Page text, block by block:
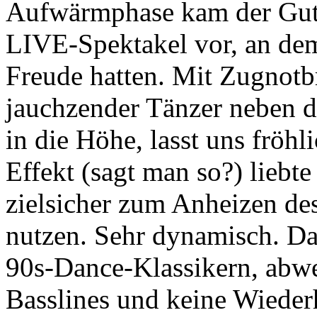
Aufwärmphase kam der
LIVE-Spektakel vor, an
Freude hatten. Mit
jauchzender Tänzer
in die Höhe, lasst uns
Effekt (sagt man so?)
zielsicher zum Anheizen
nutzen. Sehr dynamisch.
90s-Dance-Klassikern,
Basslines und keine